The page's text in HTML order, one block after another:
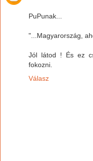
PuPunak...
"...Magyarország,
Jól látod ! És ez
fokozni.
Válasz